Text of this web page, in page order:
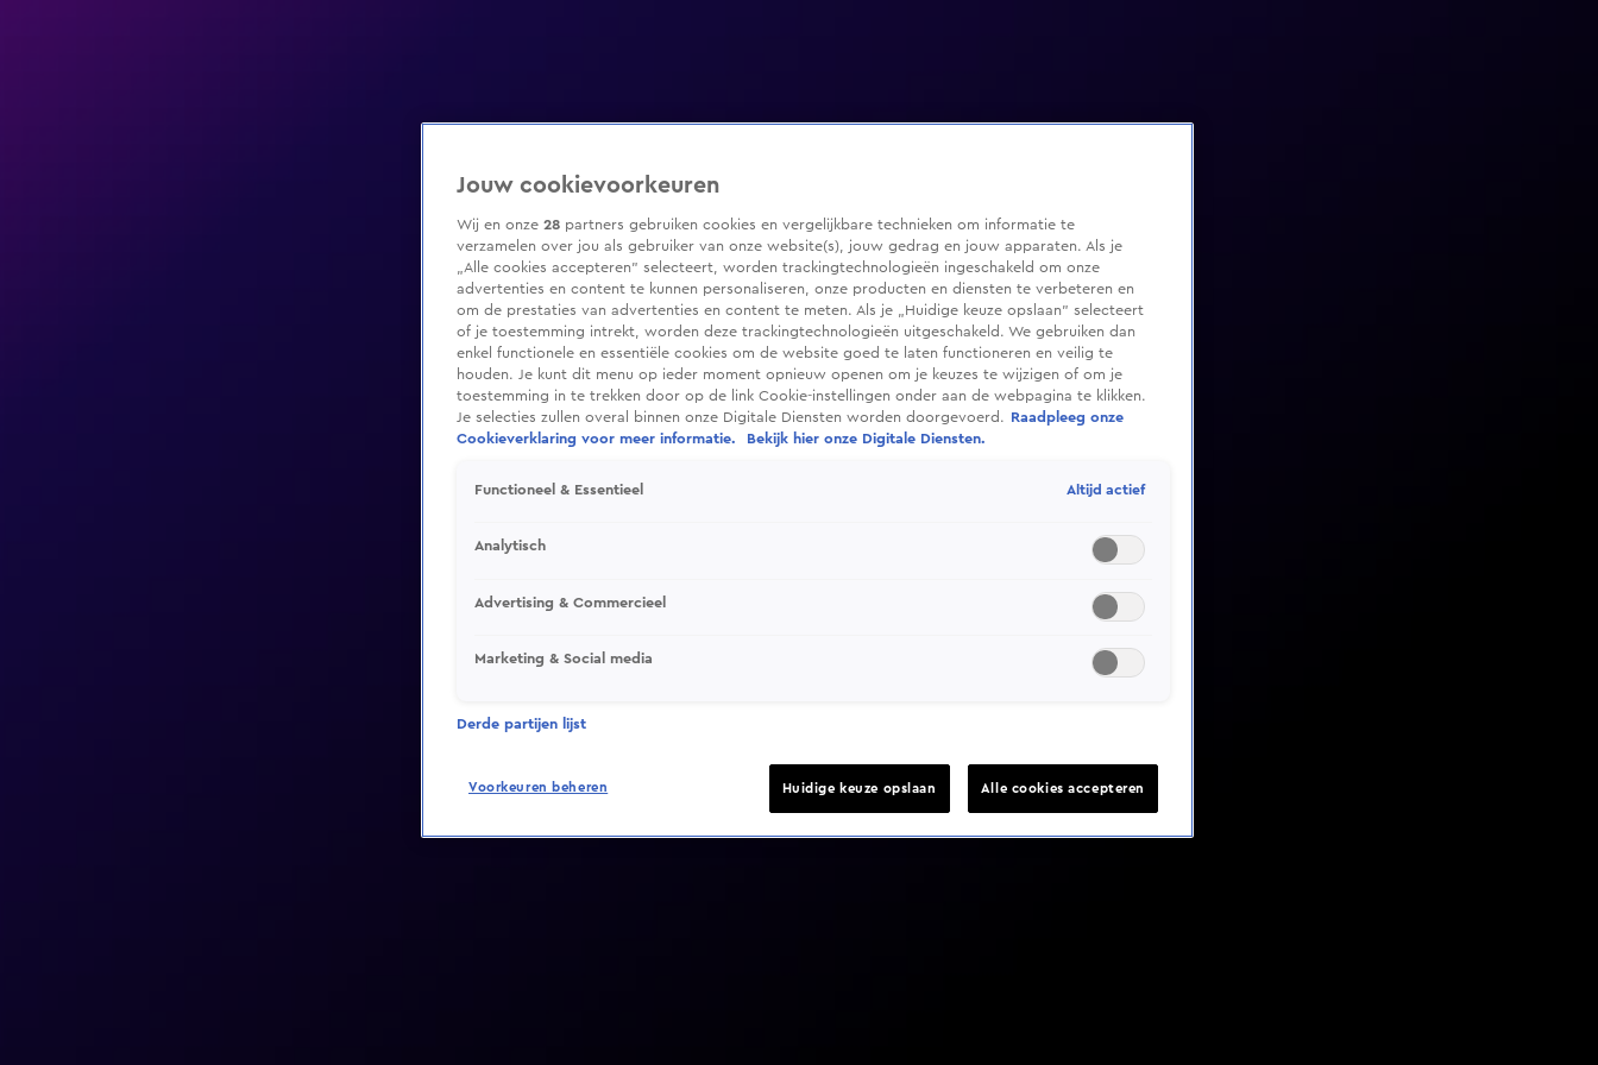
Video helaas niet gevonden
Jouw cookievoorkeuren
Wij en onze 28 partners gebruiken cookies en vergelijkbare technieken om informatie te
verzamelen over jou als gebruiker van onze website(s), jouw gedrag en jouw apparaten. Als je
„Alle cookies accepteren” selecteert, worden trackingtechnologieën ingeschakeld om onze
advertenties en content te kunnen personaliseren, onze producten en diensten te verbeteren en
om de prestaties van advertenties en content te meten. Als je „Huidige keuze opslaan” selecteert
of je toestemming intrekt, worden deze trackingtechnologieën uitgeschakeld. We gebruiken dan
enkel functionele en essentiële cookies om de website goed te laten functioneren en veilig te
houden. Je kunt dit menu op ieder moment opnieuw openen om je keuzes te wijzigen of om je
toestemming in te trekken door op de link Cookie-instellingen onder aan de webpagina te klikken.
Je selecties zullen overal binnen onze Digitale Diensten worden doorgevoerd.
Raadpleeg onze
Cookieverklaring voor meer informatie.
Bekijk hier onze Digitale Diensten.
Functioneel & Essentieel Altijd actief
Analytisch
Advertising & Commercieel
Marketing & Social media
Derde partijen lijst
Voorkeuren beheren Huidige keuze opslaan Alle cookies accepteren